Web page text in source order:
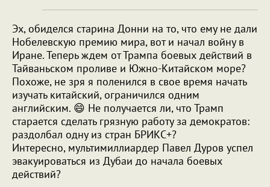
Эх, обиделся старина Донни на то, что ему не дали
Нобелевскую премию мира, вот и начал войну в
Иране. Теперь ждем от Трампа боевых действий в
Тайваньском проливе и Южно-Китайском море?
Похоже, не зря я поленился в свое время начать
изучать китайский, ограничился одним
английским. 😄 Не получается ли, что Трамп
старается сделать грязную работу за демократов:
раздолбал одну из стран БРИКС+?
Интересно, мультимиллиардер Павел Дуров успел
эвакуироваться из Дубаи до начала боевых
действий?